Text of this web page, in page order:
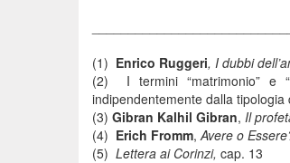
(1) Enrico Ruggeri, I dubbi
(2) I termini “matrimonio” e
indipendentemente dalla
(3) Gibran Kalhil Gibran, Il
(4) Erich Fromm,Avere o
(5) Lettera ai Corinzi, cap. 13